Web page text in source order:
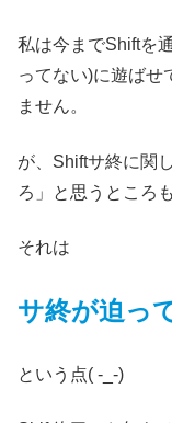
私は今までShiftを
ってない)に遊ばせ
ません。
が、Shiftサ終に関
ろ」と思うところ
それは
サ終が迫っ
という点( -_-)